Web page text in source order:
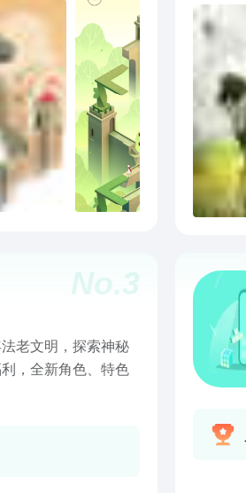
No.3
老文明，探索神秘
，全新角色、特色